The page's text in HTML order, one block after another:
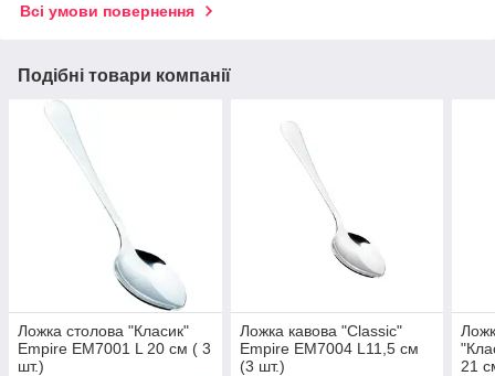
Всі умови повернення
Подібні товари компанії
Ложка столова "Класик"
Empire EM7001 L 20 см ( 3
шт.)
Ложка кавова "Classic"
Empire EM7004 L11,5 см
(3 шт.)
21